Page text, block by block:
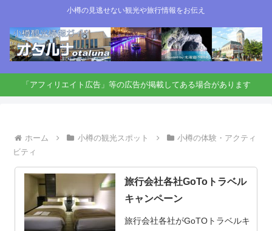
小樽の見逃せない観光や旅行情報をお伝え
「アフィリエイト広告」等の広告が掲載してある場合があります
ホーム 小樽の観光スポット
小樽の体験・アクティ
ビティ
旅行会社各社GoToトラベル
キャンペーン
旅行会社各社がGoTOトラベルキ